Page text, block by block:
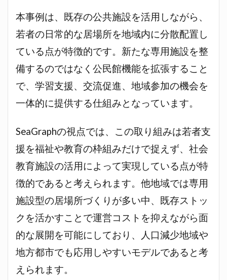
本事例は、既存の公共施設を活用しながら、
若者の日常的な居場所を地域内に分散配置し
ている点が特徴的です。新たな専用施設を整
備するのではなく公民館機能を拡張すること
で、学習支援、交流促進、地域参加の機会を
一体的に提供する仕組みとなっています。
SeaGraphの視点では、この取り組みは若者支
援を福祉や教育の枠組みだけで捉えず、社会
教育施設の活用によって実現している点が特
徴的であると考えられます。他地域では専用
施設型の居場所づくりが多い中、既存ストッ
クを活かすことで運営コストを抑えながら面
的な展開を可能にしており、人口減少地域や
地方都市でも応用しやすいモデルであると考
えられます。